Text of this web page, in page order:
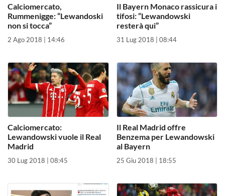
Calciomercato,
Rummenigge: “Lewandoski
non si tocca”
2 Ago 2018 | 14:46
Il Bayern Monaco rassicura i
tifosi: “Lewandowski
resterà qui”
31 Lug 2018 | 08:44
Calciomercato:
Lewandowski vuole il Real
Madrid
30 Lug 2018 | 08:45
Il Real Madrid offre
Benzema per Lewandowski
al Bayern
25 Giu 2018 | 18:55